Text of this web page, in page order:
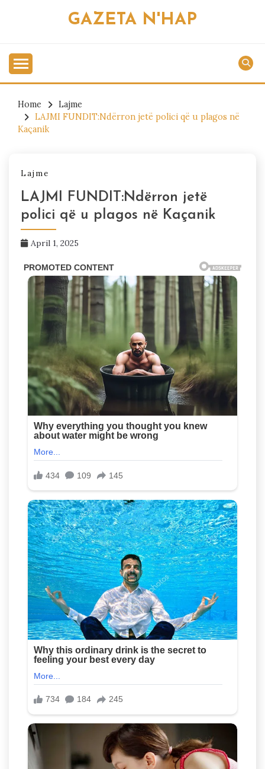
GAZETA N'HAP
Home
Lajme
LAJMI FUNDIT:Ndërron jetë polici që u plagos në
Kaçanik
Lajme
LAJMI FUNDIT:Ndërron jetë
polici që u plagos në Kaçanik
April 1, 2025